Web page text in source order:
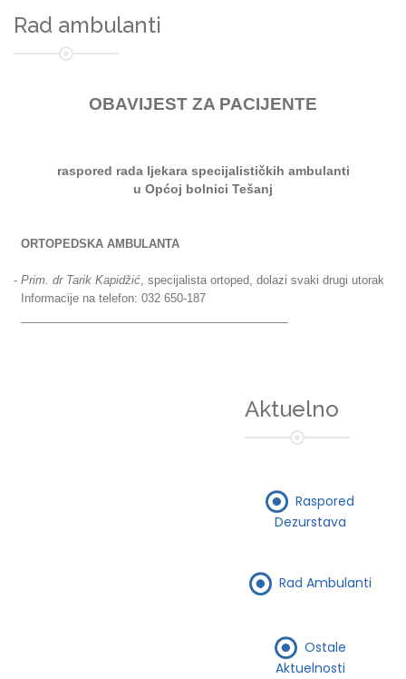
Rad ambulanti
OBAVIJEST ZA PACIJENTE
raspored rada ljekara specijalističkih ambulanti
u Općoj bolnici Tešanj
ORTOPEDSKA AMBULANTA
- Prim. dr Tarik Kapidžić, specijalista ortoped, dolazi svaki drugi utorak
Informacije na telefon: 032 650-187
Aktuelno
Raspored
Dezurstava
Rad Ambulanti
Ostale
Aktuelnosti